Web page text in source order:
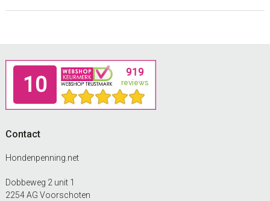
Footer
Contact
Hondenpenning.net
Dobbeweg 2 unit 1
2254 AG Voorschoten